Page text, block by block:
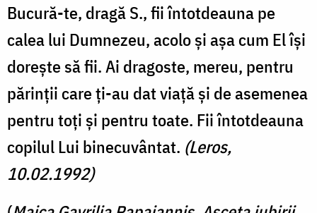
Bucură-te, dragă S., fii întotdeauna pe
calea lui Dumnezeu, acolo şi aşa cum El îşi
doreşte să fii. Ai dragoste, mereu, pentru
părinţii care ţi-au dat viaţă şi de asemenea
pentru toţi şi pentru toate. Fii întotdeauna
copilul Lui binecuvântat. (Leros,
10.02.1992)